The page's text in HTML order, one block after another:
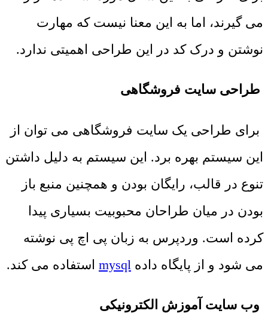
می گیرند، اما به این معنا نیست که مهارت
نوشتن و درک کد در این طراحی اهمیتی ندارد.
طراحی سایت فروشگاهی
برای طراحی یک سایت فروشگاهی می توان از
این سیستم بهره برد. این سیستم به دلیل داشتن
تنوع در قالب، رایگان بودن و همچنین منبع باز
بودن در میان طراحان محبوبیت بسیاری پیدا
کرده است. وردپرس به زبان پی اچ پی نوشته
می شود و از پایگاه داده mysql استفاده می کند.
وب سایت آموزش الکترونیکی